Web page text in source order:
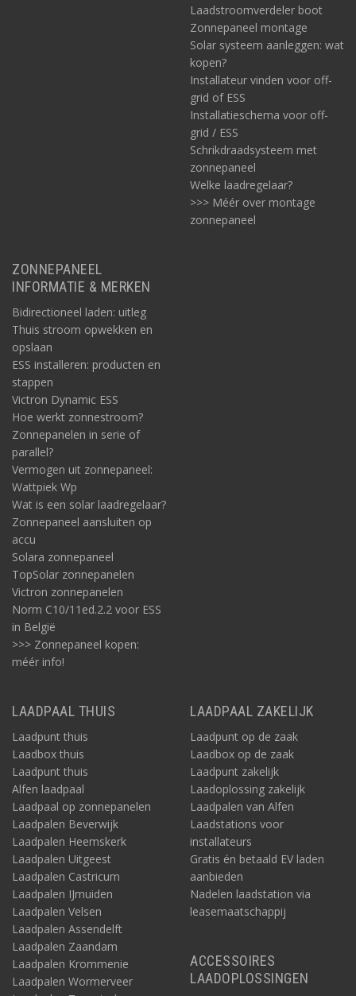
Laadstroomverdeler boot
Zonnepaneel montage
Solar systeem aanleggen: wat
kopen?
Installateur vinden voor off-
grid of ESS
Installatieschema voor off-
grid / ESS
Schrikdraadsysteem met
zonnepaneel
Welke laadregelaar?
>>> Méér over montage
zonnepaneel
ZONNEPANEEL
INFORMATIE & MERKEN
Bidirectioneel laden: uitleg
Thuis stroom opwekken en
opslaan
ESS installeren: producten en
stappen
Victron Dynamic ESS
Hoe werkt zonnestroom?
Zonnepanelen in serie of
parallel?
Vermogen uit zonnepaneel:
Wattpiek Wp
Wat is een solar laadregelaar?
Zonnepaneel aansluiten op
accu
Solara zonnepaneel
TopSolar zonnepanelen
Victron zonnepanelen
Norm C10/11ed.2.2 voor ESS
in België
>>> Zonnepaneel kopen:
méér info!
LAADPAAL THUIS
Laadpunt thuis
Laadbox thuis
Laadpunt thuis
Alfen laadpaal
Laadpaal op zonnepanelen
Laadpalen Beverwijk
Laadpalen Heemskerk
Laadpalen Uitgeest
Laadpalen Castricum
Laadpalen IJmuiden
Laadpalen Velsen
Laadpalen Assendelft
Laadpalen Zaandam
Laadpalen Krommenie
Laadpalen Wormerveer
LAADPAAL ZAKELIJK
Laadpunt op de zaak
Laadbox op de zaak
Laadpunt zakelijk
Laadoplossing zakelijk
Laadpalen van Alfen
Laadstations voor
installateurs
Gratis én betaald EV laden
aanbieden
Nadelen laadstation via
leasemaatschappij
ACCESSOIRES
LAADOPLOSSINGEN